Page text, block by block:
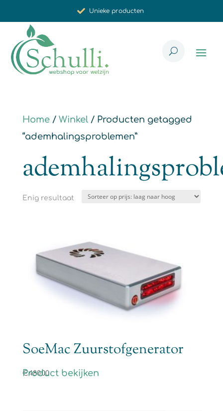
Unieke producten
Met zorg voor u geselecteerd
Home/ Winkel/ Producten getagged
“ademhalingsproblemen”
Enig resultaat
SoeMac Zuurstofgenerator
€480.00
Product bekijken